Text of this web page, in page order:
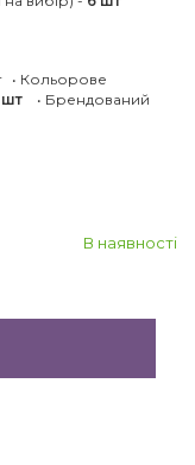
• Кольорове
шт • Брендований
В наявності